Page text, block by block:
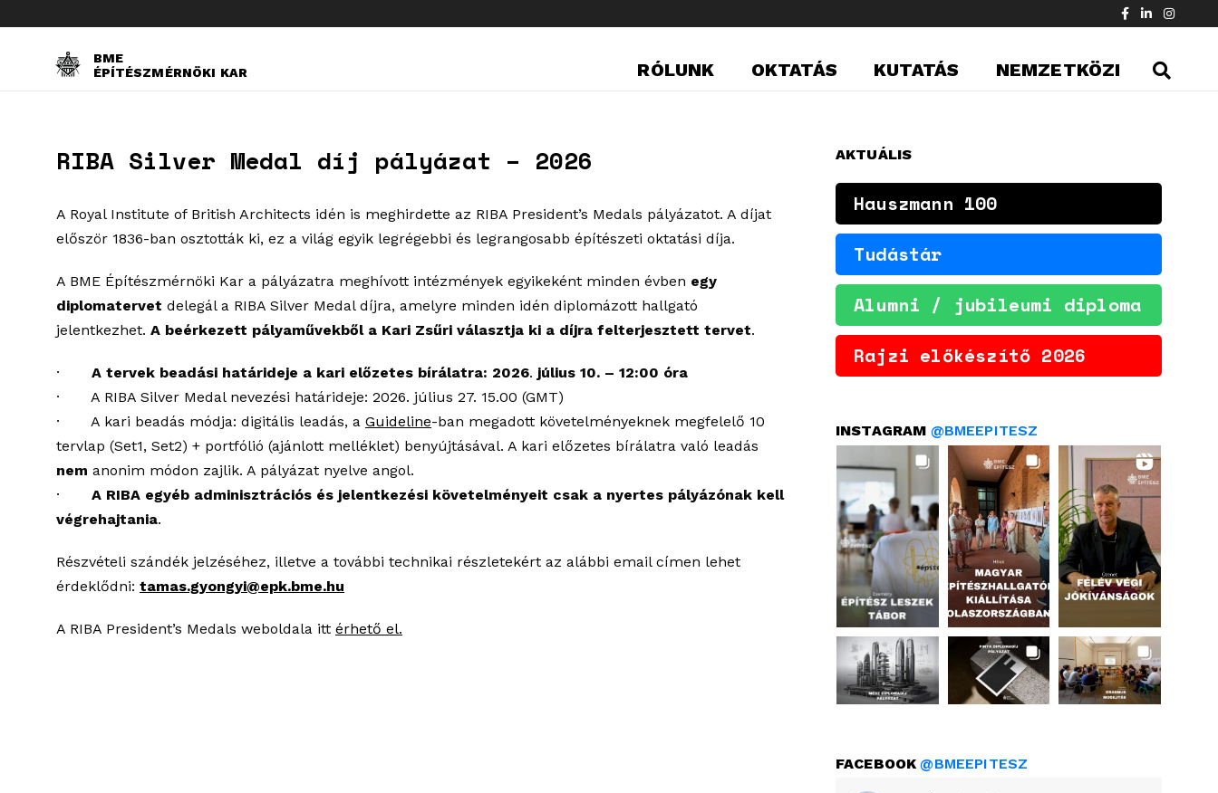
BME
ÉPÍTÉSZMÉRNÖKI KAR
RÓLUNK OKTATÁS KUTATÁS NEMZETKÖZI
RIBA Silver Medal díj pályázat – 2026
A Royal Institute of British Architects idén is meghirdette az RIBA President’s Medals pályázatot. A díjat
először 1836-ban osztották ki, ez a világ egyik legrégebbi és legrangosabb építészeti oktatási díja.
A BME Építészmérnöki Kar a pályázatra meghívott intézmények egyikeként minden évben egy
diplomatervet delegál a RIBA Silver Medal díjra, amelyre minden idén diplomázott hallgató
jelentkezhet. A beérkezett pályaművekből a Kari Zsűri választja ki a díjra felterjesztett tervet.
· A tervek beadási határideje a kari előzetes bírálatra: 2026. július 10. – 12:00 óra
· A RIBA Silver Medal nevezési határideje: 2026. július 27. 15.00 (GMT)
· A kari beadás módja: digitális leadás, a Guideline-ban megadott követelményeknek megfelelő 10
tervlap (Set1, Set2) + portfólió (ajánlott melléklet) benyújtásával. A kari előzetes bírálatra való leadás
nem anonim módon zajlik. A pályázat nyelve angol.
· A RIBA egyéb adminisztrációs és jelentkezési követelményeit csak a nyertes pályázónak kell
végrehajtania.
Részvételi szándék jelzéséhez, illetve a további technikai részletekért az alábbi email címen lehet
érdeklődni: tamas.gyongyi@epk.bme.hu
A RIBA President’s Medals weboldala itt érhető el.
AKTUÁLIS
Hauszmann 100
Tudástár
Alumni / jubileumi diploma
Rajzi előkészítő 2026
INSTAGRAM @BMEEPITESZ
FACEBOOK@BMEEPITESZ